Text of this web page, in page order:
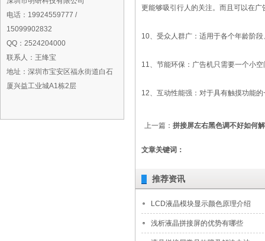
电话：19924559777 /
15099902832
QQ：2524204000
联系人：王绛宝
地址：深圳市宝安区福永街道白石
厦兴益工业城A1栋2层
更能够吸引行人的关注。而且可以在
10、受众人群广：适用于各个年龄阶
11、节能环保：广告机只需要一个小
12、互动性能强：对于具有触摸功能
上一篇： 拼接屏左右黑色调不好如何
文章关键词：
推荐资讯
LCD液晶模块显示颜色原理介绍
浅析液晶拼接屏的优势有哪些